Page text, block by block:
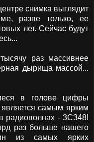
снимка выглядит
разве только, ее
лет. Сейчас будут
раз массивнее
дырища массой...
в голове цифры
является самым ярким
радиоволнах - 3C348!
раз больше нашего
из самых ярких